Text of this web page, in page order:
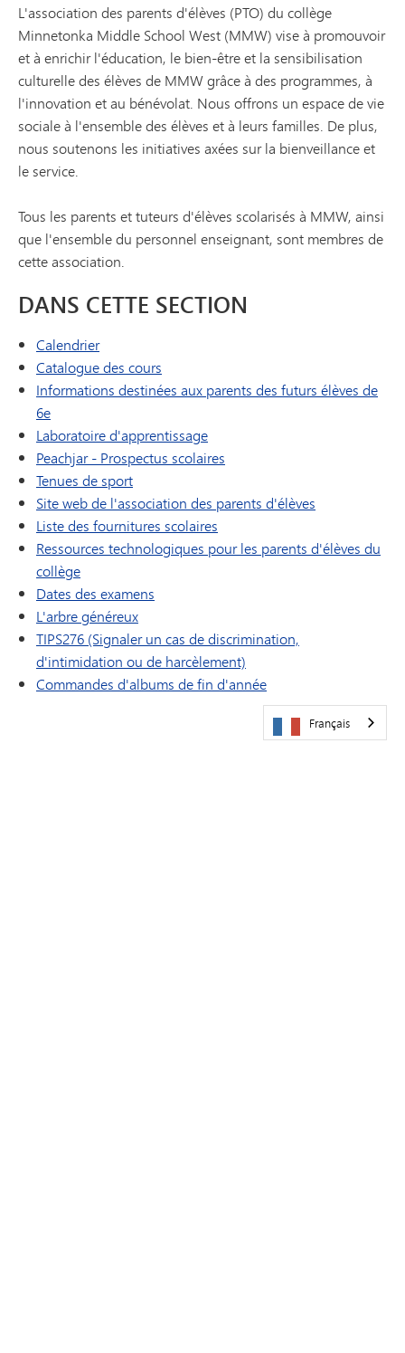
L'association des parents d'élèves (PTO) du collège
Minnetonka Middle School West (MMW) vise à promouvoir
et à enrichir l'éducation, le bien-être et la sensibilisation
culturelle des élèves de MMW grâce à des programmes, à
l'innovation et au bénévolat. Nous offrons un espace de vie
sociale à l'ensemble des élèves et à leurs familles. De plus,
nous soutenons les initiatives axées sur la bienveillance et
le service.
Tous les parents et tuteurs d'élèves scolarisés à MMW, ainsi
que l'ensemble du personnel enseignant, sont membres de
cette association.
DANS CETTE SECTION
Calendrier
Catalogue des cours
Informations destinées aux parents des futurs élèves de
6e(s'ouvre dans une nouvelle fenêtre/onglet)
Laboratoire d'apprentissage
Peachjar - Prospectus scolaires
Tenues de sport
Site web de l'association des parents d'élèves
Liste des fournitures scolaires
Ressources technologiques pour les parents d'élèves du
collège
Dates des examens
L'arbre généreux
TIPS276 (Signaler un cas de discrimination,
d'intimidation ou de harcèlement)
Commandes d'albums de fin d'année(s'ouvre dans une
Français